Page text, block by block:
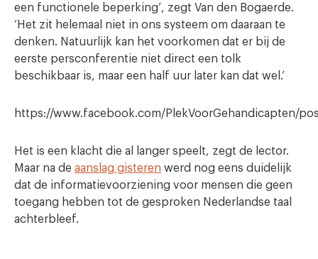
een functionele beperking’, zegt Van den Bogaerde.
‘Het zit helemaal niet in ons systeem om daaraan te
denken. Natuurlijk kan het voorkomen dat er bij de
eerste persconferentie niet direct een tolk
beschikbaar is, maar een half uur later kan dat wel.’
https://www.facebook.com/PlekVoorGehandicapten/
Het is een klacht die al langer speelt, zegt de lector.
Maar na de aanslag gisteren werd nog eens duidelijk
dat de informatievoorziening voor mensen die geen
toegang hebben tot de gesproken Nederlandse taal
achterbleef.